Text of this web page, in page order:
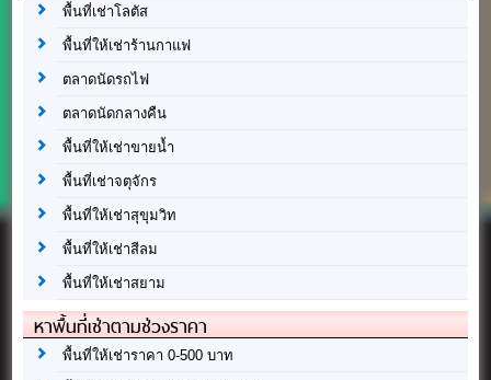
พื้นที่เช่าโลตัส
พื้นที่ให้เช่าร้านกาแฟ
ตลาดนัดรถไฟ
ตลาดนัดกลางคืน
พื้นที่ให้เช่าขายน้ำ
พื้นที่เช่าจตุจักร
พื้นที่ให้เช่าสุขุมวิท
พื้นที่ให้เช่าสีลม
พื้นที่ให้เช่าสยาม
หาพื้นที่เช่าตามช่วงราคา
พื้นที่ให้เช่าราคา 0-500 บาท